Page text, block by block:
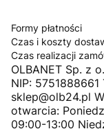
Formy płatności
Czas i koszty
Czas realizacji
OLBANET Sp. z
NIP:
sklep@olb24.pl
otwarcia:
09:00-13:00